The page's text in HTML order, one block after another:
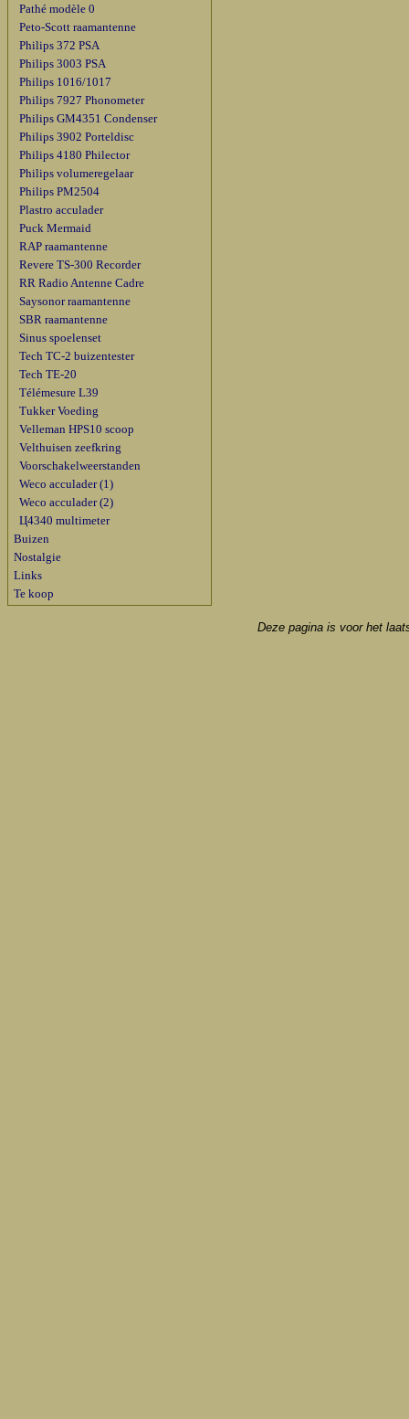
Pathé modèle 0
Peto-Scott raamantenne
Philips 372 PSA
Philips 3003 PSA
Philips 1016/1017
Philips 7927 Phonometer
Philips GM4351 Condenser
Philips 3902 Porteldisc
Philips 4180 Philector
Philips volumeregelaar
Philips PM2504
Plastro acculader
Puck Mermaid
RAP raamantenne
Revere TS-300 Recorder
RR Radio Antenne Cadre
Saysonor raamantenne
SBR raamantenne
Sinus spoelenset
Tech TC-2 buizentester
Tech TE-20
Télémesure L39
Tukker Voeding
Velleman HPS10 scoop
Velthuisen zeefkring
Voorschakelweerstanden
Weco acculader (1)
Weco acculader (2)
Ц4340 multimeter
Buizen
Nostalgie
Links
Te koop
Deze pagina is voor het